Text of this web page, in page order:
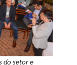
do setor e